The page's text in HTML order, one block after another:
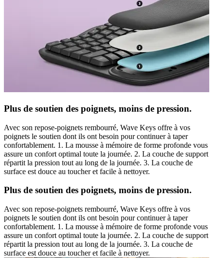
Plus de soutien des poignets, moins de pression.
Avec son repose-poignets rembourré, Wave Keys offre à vos
poignets le soutien dont ils ont besoin pour continuer à taper
confortablement. 1. La mousse à mémoire de forme profonde vous
assure un confort optimal toute la journée. 2. La couche de support
répartit la pression tout au long de la journée. 3. La couche de
surface est douce au toucher et facile à nettoyer.
Plus de soutien des poignets, moins de pression.
Avec son repose-poignets rembourré, Wave Keys offre à vos
poignets le soutien dont ils ont besoin pour continuer à taper
confortablement. 1. La mousse à mémoire de forme profonde vous
assure un confort optimal toute la journée. 2. La couche de support
répartit la pression tout au long de la journée. 3. La couche de
surface est douce au toucher et facile à nettoyer.